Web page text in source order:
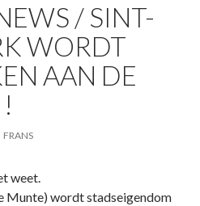
/ SINT-
WORDT
AAN DE
FRANS
weet.
Munte) wordt stadseigendom